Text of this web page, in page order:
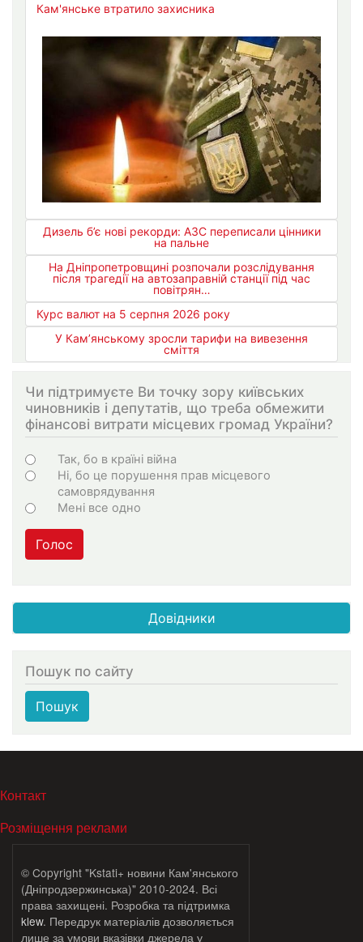
Кам'янське втратило захисника
Дизель б’є нові рекорди: АЗС переписали цінники
на пальне
На Дніпропетровщині розпочали розслідування
після трагедії на автозаправній станції під час
повітрян…
Курс валют на 5 серпня 2026 року
У Кам’янському зросли тарифи на вивезення
сміття
Чи підтримуєте Ви точку зору київських
чиновників і депутатів, що треба обмежити
фінансові витрати місцевих громад України?
Варіанти
Так, бо в країні війна
Ні, бо це порушення прав місцевого
самоврядування
Мені все одно
Голос
Довідники
Пошук по сайту
Пошук
МЕНЮ В ПОДВАЛЕ
Контакт
Розміщення реклами
© Copyright "Kstati+ новини Кам'янського
(Дніпродзержинська)" 2010-2024. Всі
права захищені. Розробка та підтримка
klew. Передрук матеріалів дозволяється
лише за умови вказівки джерела у